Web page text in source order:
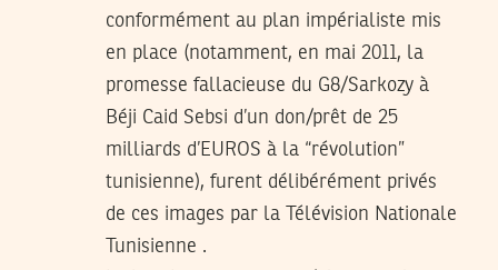
conformément au plan impérialiste mis
en place (notamment, en mai 2011, la
promesse fallacieuse du G8/Sarkozy à
Béji Caid Sebsi d’un don/prêt de 25
milliards d’EUROS à la “révolution”
tunisienne), furent délibérément privés
de ces images par la Télévision Nationale
Tunisienne .